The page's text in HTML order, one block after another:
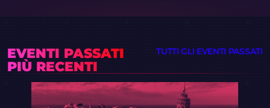
EVENTI PASSATI
PIÙ RECENTI
TUTTI GLI EVENTI PASSATI